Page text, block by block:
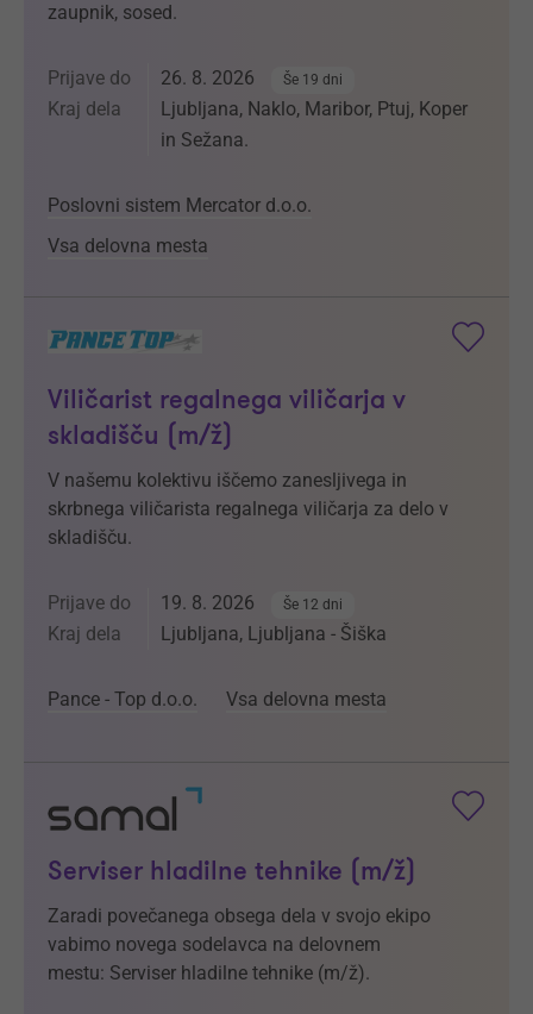
zaupnik, sosed.
Prijave do 26. 8. 2026 Še 19 dni
Kraj dela
Ljubljana, Naklo, Maribor, Ptuj, Koper
in Sežana.
Poslovni sistem Mercator d.o.o.
Vsa delovna mesta
Viličarist regalnega viličarja v
skladišču (m/ž)
V našemu kolektivu iščemo zanesljivega in
skrbnega viličarista regalnega viličarja za delo v
skladišču.
Prijave do 19. 8. 2026 Še 12 dni
Kraj dela Ljubljana, Ljubljana - Šiška
Pance - Top d.o.o. Vsa delovna mesta
Serviser hladilne tehnike (m/ž)
Zaradi povečanega obsega dela v svojo ekipo
vabimo novega sodelavca na delovnem
mestu: Serviser hladilne tehnike (m/ž).